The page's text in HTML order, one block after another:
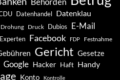
Datenhandel Datenklau
Drohung Druck Dubios E-Mail
Experten Facebook FDP Festnahme
Gericht Gesetze
Google Hacker Haft Handy
Konto Kontrolle